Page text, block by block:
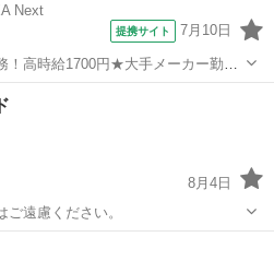
Next
提携サイト 7月10日
！高時給1700円★大手メーカー勤
寮完備★マイカー通勤OK＆工場敷地
お仕事 ◇空気
その他
8月4日
遠慮ください。